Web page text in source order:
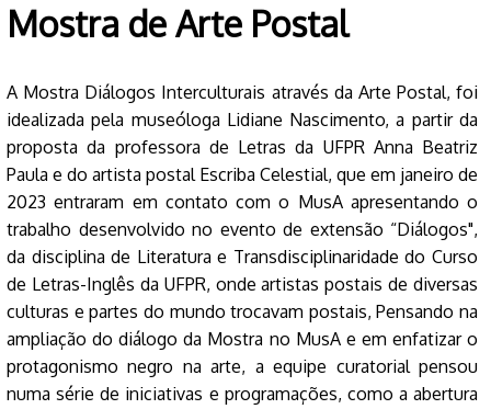
Mostra de Arte Postal
A Mostra Diálogos Interculturais através da Arte Postal, foi
idealizada pela museóloga Lidiane Nascimento, a partir da
proposta da professora de Letras da UFPR Anna Beatriz
Paula e do artista postal Escriba Celestial, que em janeiro de
2023 entraram em contato com o MusA apresentando o
trabalho desenvolvido no evento de extensão “Diálogos",
da disciplina de Literatura e Transdisciplinaridade do Curso
de Letras-Inglês da UFPR, onde artistas postais de diversas
culturas e partes do mundo trocavam postais, Pensando na
ampliação do diálogo da Mostra no MusA e em enfatizar o
protagonismo negro na arte, a equipe curatorial pensou
numa série de iniciativas e programações, como a abertura